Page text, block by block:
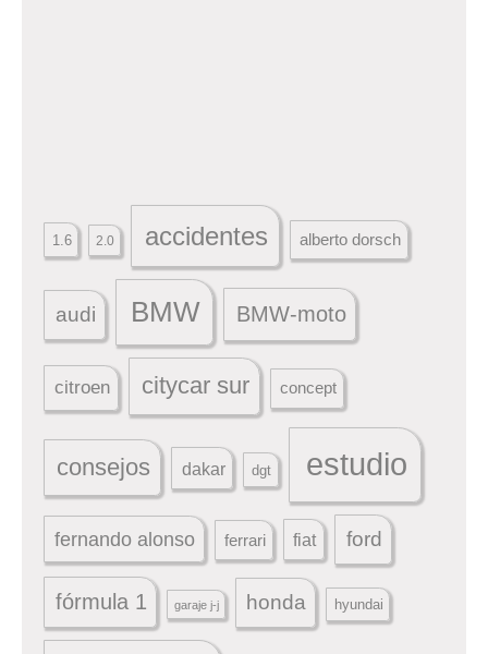
1.6 2.0 accidentes alberto dorsch
audi BMW BMW-moto
citroen citycar sur concept
consejos dakar dgt estudio
fernando alonso ferrari fiat ford
fórmula 1 garaje j-j honda hyundai